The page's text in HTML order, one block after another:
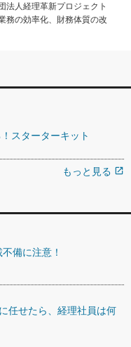
法人経理革新プロジェクト
務の効率化、財務体質の改
スターターキット
もっと見る open_in_new
備に注意！
任せたら、経理社員は何